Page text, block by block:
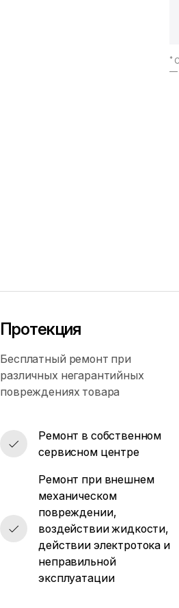
*
—
Протекция
Бесплатный ремонт при
различных негарантийных
повреждениях товара
Ремонт в собственном
сервисном центре
Ремонт при внешнем
механическом
повреждении,
воздействии жидкости,
действии электротока и
неправильной
эксплуатации